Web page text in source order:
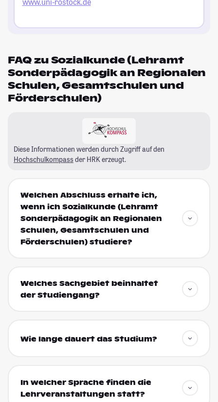
FAQ zu Sozialkunde (Lehramt
Sonderpädagogik an Regionalen
Schulen, Gesamtschulen und
Förderschulen)
Diese Informationen werden durch Zugriff auf den
Hochschulkompass der HRK erzeugt.
Welchen Abschluss erhalte ich,
wenn ich Sozialkunde (Lehramt
Sonderpädagogik an Regionalen
Schulen, Gesamtschulen und
Förderschulen) studiere?
Welches Sachgebiet beinhaltet
der Studiengang?
Wie lange dauert das Studium?
In welcher Sprache finden die
Lehrveranstaltungen statt?